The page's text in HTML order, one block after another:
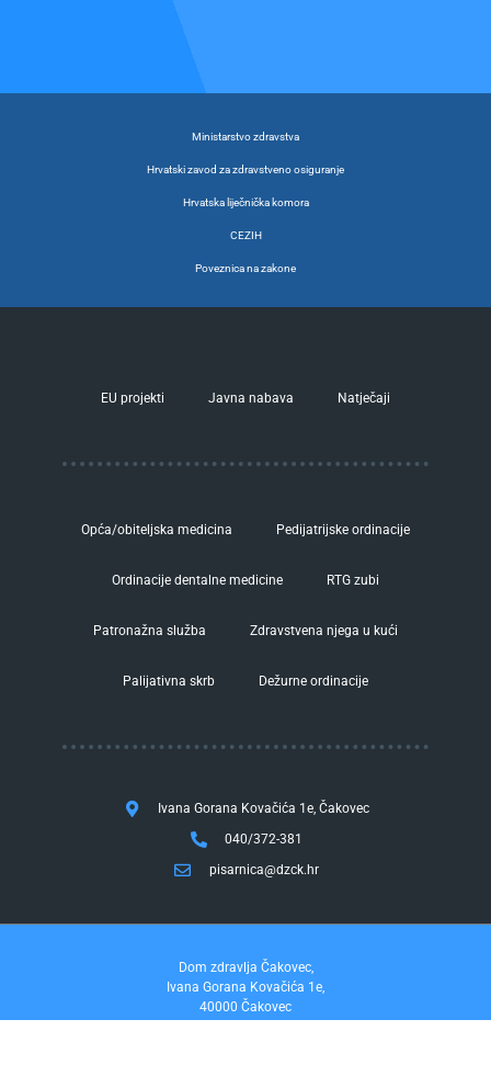
Ministarstvo zdravstva
Hrvatski zavod za zdravstveno osiguranje
Hrvatska liječnička komora
CEZIH
Poveznica na zakone
EU projekti Javna nabava Natječaji
Opća/obiteljska medicina Pedijatrijske ordinacije
Ordinacije dentalne medicine RTG zubi
Patronažna služba Zdravstvena njega u kući
Palijativna skrb Dežurne ordinacije
Ivana Gorana Kovačića 1e, Čakovec
040/372-381
pisarnica@dzck.hr
Dom zdravlja Čakovec,
Ivana Gorana Kovačića 1e,
40000 Čakovec